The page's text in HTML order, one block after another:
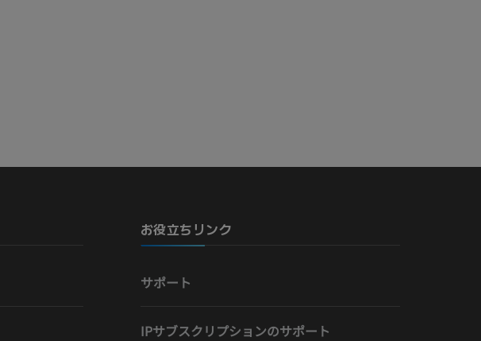
お役立ちリンク
サポート
IPサブスクリプションのサポート